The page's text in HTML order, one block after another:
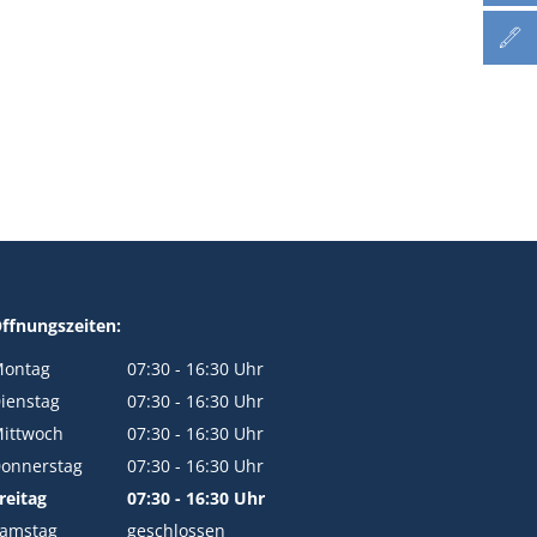
07:30 - 16:30 Uhr
Von 07:30 bis 16:30 Uhr
07:30 - 16:30 Uhr
Von 07:30 bis 16:30 Uhr
07:30 - 16:30 Uhr
Von 07:30 bis 16:30 Uhr
07:30 - 16:30 Uhr
Von 07:30 bis 16:30 Uhr
07:30 - 16:30 Uhr
Von 07:30 bis 16:30 Uhr
geschlossen